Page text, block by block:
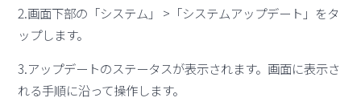
2.画面下部の「システム」 >「システムアップデート」をタ
ップします。
3.アップデートのステータスが表示されます。画面に表示さ
れる手順に沿って操作します。